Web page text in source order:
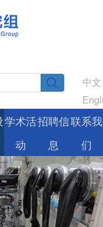
中文
学术活
动
招聘信
息
联系我
们